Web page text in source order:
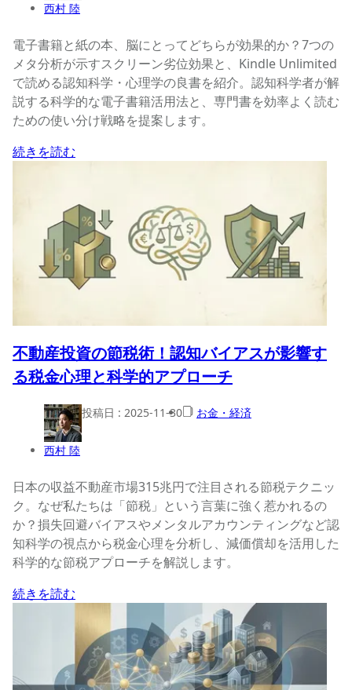
西村 陸
電子書籍と紙の本、脳にとってどちらが効果的か？7つの
メタ分析が示すスクリーン劣位効果と、Kindle Unlimited
で読める認知科学・心理学の良書を紹介。認知科学者が解
説する科学的な電子書籍活用法と、専門書を効率よく読む
ための使い分け戦略を提案します。
続きを読む
不動産投資の節税術！認知バイアスが影響す
る税金心理と科学的アプローチ
西村 陸
投稿日 : 2025-11-30 お金・経済
日本の収益不動産市場315兆円で注目される節税テクニッ
ク。なぜ私たちは「節税」という言葉に強く惹かれるの
か？損失回避バイアスやメンタルアカウンティングなど認
知科学の視点から税金心理を分析し、減価償却を活用した
科学的な節税アプローチを解説します。
続きを読む